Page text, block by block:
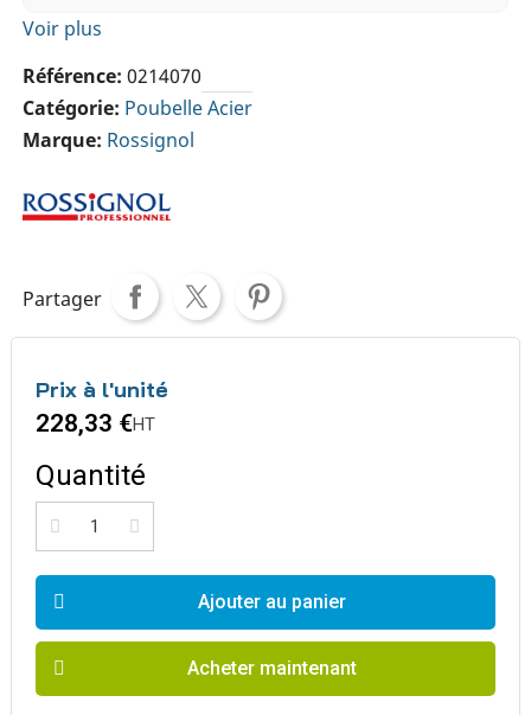
Voir plus
Référence 0214070
Catégorie Poubelle Acier
Marque Rossignol
Partager
Prix à l'unité
228,33 €HT
Quantité
Ajouter au panier
Acheter maintenant